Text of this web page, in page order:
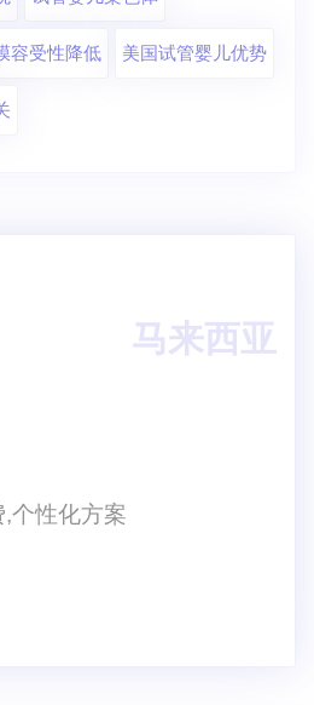
容受性降低 美国试管婴儿优势
马来西亚
个性化方案